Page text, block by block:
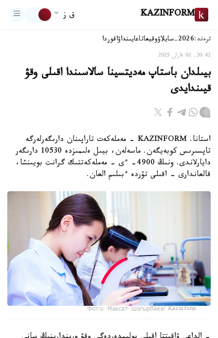
KAZINFORM ق ز
ترەند:2026-سايلاۋ وقيعاتاعايىنداۋاقوردا
20:42, 02 قازان 2025
بيىلدان باستاپ مەديتسينا سالاسىندا اقىلى وقۋ
قيىندايدى
استانا. KAZINFORM - مەملەكەت تاراپىنان دارىگەرلەرگە
تاپسىرىس كوبەيگەن. ماسەلەن، بيىل ەلىمىزدە 10530 دارىگەر
دايارلاندى. ونىڭ 4900- ءى - مەملەكەتتىك گرانت بويىنشا،
قالعاندارى - اقىلى تۇردە ءبىلىم العان.
Фото: Максат Шагырбаев/ Kazinform